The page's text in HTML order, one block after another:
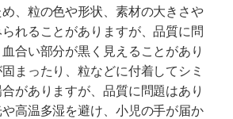
、粒の色や形状、素材の大きさや
れることがありますが、品質に問
合い部分が黒く見えることがあり
まったり、粒などに付着してシミ
がありますが、品質に問題はあり
高温多湿を避け、小児の手が届か